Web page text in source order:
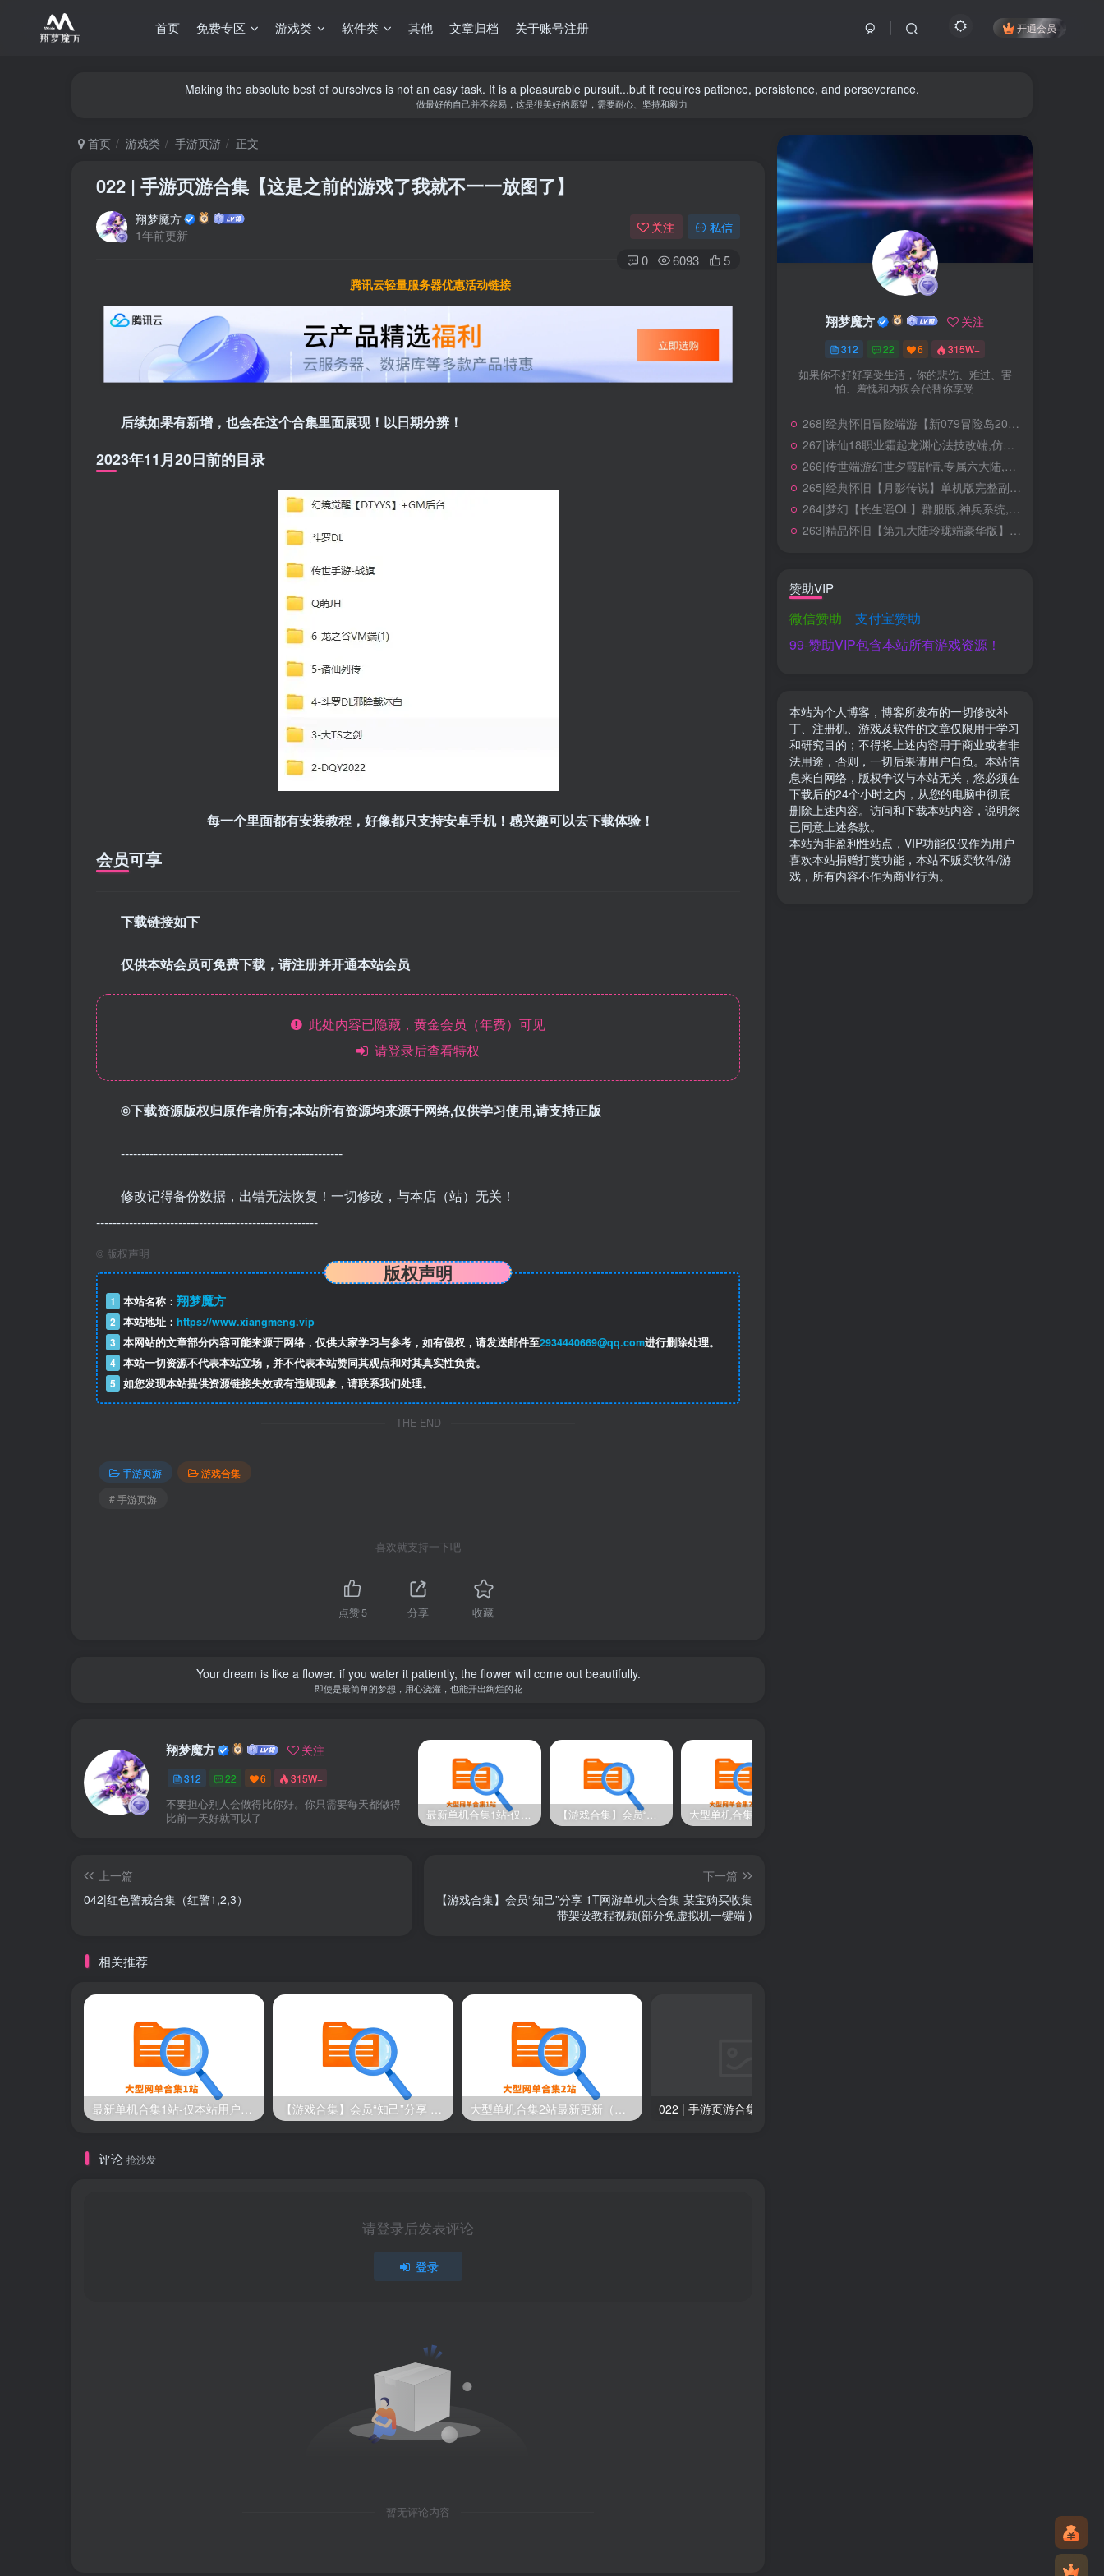
首页 免费专区 游戏类 软件类 其他 文章归档 关于账号注册 开通会员
Making the absolute best of ourselves is not an easy task. It is a pleasurable pursuit...but it requires patience, persistence, and perseverance.
做最好的自己并不容易，这是很美好的愿望，需要耐心、坚持和毅力
首页 游戏类 手游页游 正文
022 | 手游页游合集【这是之前的游戏了我就不一一放图了】
翔梦魔方
1年前更新
关注 私信
0 6093 5
腾讯云轻量服务器优惠活动链接
后续如果有新增，也会在这个合集里面展现！以日期分辨！
2023年11月20日前的目录
每一个里面都有安装教程，好像都只支持安卓手机！感兴趣可以去下载体验！
会员可享
下载链接如下
仅供本站会员可免费下载，请注册并开通本站会员
此处内容已隐藏，黄金会员（年费）可见
请登录后查看特权
©下载资源版权归原作者所有;本站所有资源均来源于网络,仅供学习使用,请支持正版
------------------------------------------------------
修改记得备份数据，出错无法恢复！一切修改，与本店（站）无关！
------------------------------------------------------
© 版权声明
版权声明
1 本站名称： 翔梦魔方
2 本站地址： https://www.xiangmeng.vip
3 本网站的文章部分内容可能来源于网络，仅供大家学习与参考，如有侵权，请发送邮件至2934440669@qq.com进行删除处理。
4 本站一切资源不代表本站立场，并不代表本站赞同其观点和对其真实性负责。
5 如您发现本站提供资源链接失效或有违规现象，请联系我们处理。
THE END
手游页游
游戏合集
# 手游页游
喜欢就支持一下吧
点赞5 分享 收藏
Your dream is like a flower. if you water it patiently, the flower will come out beautifully.
即使是最简单的梦想，用心浇灌，也能开出绚烂的花
翔梦魔方 关注
312 22 6 315W+
不要担心别人会做得比你好。你只需要每天都做得
比前一天好就可以了
最新单机合集1站-仅本站用户可下载（直链满速下载） 【游戏合集】会员“知己”分享 1T网游单机大合集 某宝购买收集 带架设教程视频(部分免虚拟机一键端 )
上一篇
042|红色警戒合集（红警1,2,3）
下一篇
【游戏合集】会员“知己”分享 1T网游单机大合集 某宝购买收集
带架设教程视频(部分免虚拟机一键端 )
相关推荐
评论 抢沙发
请登录后发表评论
登录
暂无评论内容
翔梦魔方 关注
312 22 6 315W+
如果你不好好享受生活，你的悲伤、难过、害
怕、羞愧和内疚会代替你享受
268|经典怀旧冒险端游【新079冒险岛20大陆】修复版,特色群服玩法,带详细玩法攻略+GM后台+局域外网教程
267|诛仙18职业霜起龙渊心法技改端,仿官玩法，含完整心法+技能特效+GM工具及教程
266|传世端游幻世夕霞剧情,专属六大陆,带攻略,自动打怪,拾取,一键回收+局域外网搭建教程
265|经典怀旧【月影传说】单机版完整副本任务,修复等级上限,门派加入限制+视频教程
264|梦幻【长生谣OL】群服版,神兵系统,装备晋升,助战组队等超玩法+全套源码及局域外网架设教程
263|精品怀旧【第九大陆玲珑端豪华版】五职业最新整理，配任务物品代码+GM配套工具及命令+视频教程
赞助VIP
微信赞助
支付宝赞助
99-赞助VIP包含本站所有游戏资源！
本站为个人博客，博客所发布的一切修改补
丁、注册机、游戏及软件的文章仅限用于学习
和研究目的；不得将上述内容用于商业或者非
法用途，否则，一切后果请用户自负。本站信
息来自网络，版权争议与本站无关，您必须在
下载后的24个小时之内，从您的电脑中彻底
删除上述内容。访问和下载本站内容，说明您
已同意上述条款。
本站为非盈利性站点，VIP功能仅仅作为用户
喜欢本站捐赠打赏功能，本站不贩卖软件/游
戏，所有内容不作为商业行为。